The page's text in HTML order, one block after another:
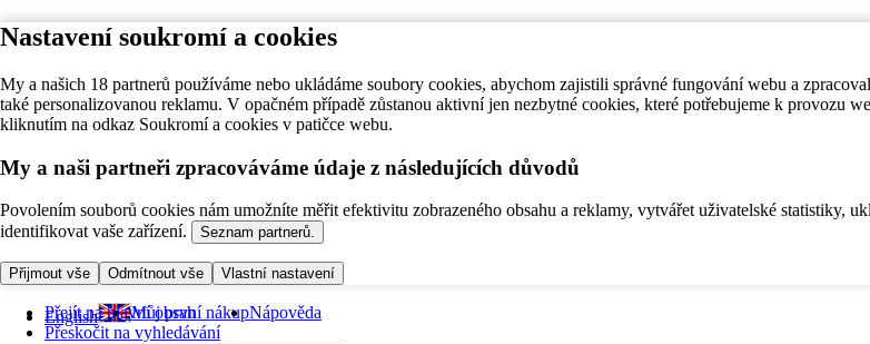
Nastavení soukromí a cookies
My a našich 18 partnerů používáme nebo ukládáme soubory cookies, abychom zajistili správné fungování webu a
také personalizovanou reklamu. V opačném případě zůstanou aktivní jen nezbytné cookies, které potřebujeme k provozu
kliknutím na odkaz Soukromí a cookies v patičce webu.
My a naši partneři zpracováváme údaje z následujících důvodů
Povolením souborů cookies nám umožníte měřit efektivitu zobrazeného obsahu a reklamy, vytvářet uživatelské statistiky,
identifikovat vaše zařízení.
Seznam partnerů.
Přijmout vše Odmítnout vše Vlastní nastavení
Přejít na hlavní obsah
Přeskočit na vyhledávání
English Můj první nákupNápověda